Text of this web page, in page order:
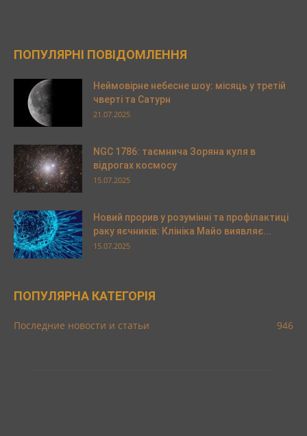
ПОПУЛЯРНІ ПОВІДОМЛЕННЯ
Неймовірне небесне шоу: місяць у третій
чверті та Сатурн
21.07.2025
NGC 1786: таємнича Зоряна куля в
відрогах космосу
15.07.2025
Новий прорив у розумінні та профілактиці
раку яєчників: Клініка Майо виявляє...
15.07.2025
ПОПУЛЯРНА КАТЕГОРІЯ
Последние новости и статьи 946